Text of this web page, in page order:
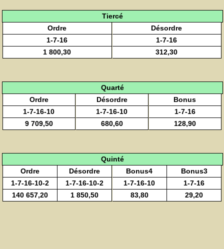
Tiercé
Ordre
Désordre
1-7-16
1-7-16
1 800,30
312,30
Quarté
Ordre
Désordre
Bonus
1-7-16-10
1-7-16-10
1-7-16
9 709,50
680,60 128,90
Quinté
Ordre
Désordre Bonus4
Bonus3
1-7-16-10-2
1-7-16-10-2 1-7-16-10
1-7-16
140 657,20
1 850,50 83,80 29,20